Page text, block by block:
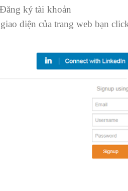
kýtài khoản
diện của trang web bạn